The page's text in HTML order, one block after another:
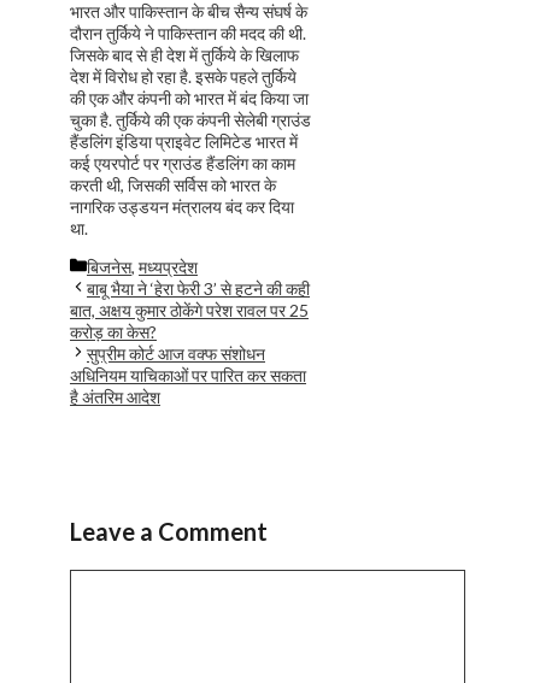
भारत और पाकिस्तान के बीच सैन्य संघर्ष के
दौरान तुर्किये ने पाकिस्तान की मदद की थी.
जिसके बाद से ही देश में तुर्किये के खिलाफ
देश में विरोध हो रहा है. इसके पहले तुर्किये
की एक और कंपनी को भारत में बंद किया जा
चुका है. तुर्किये की एक कंपनी सेलेबी ग्राउंड
हैंडलिंग इंडिया प्राइवेट लिमिटेड भारत में
कई एयरपोर्ट पर ग्राउंड हैंडलिंग का काम
करती थी, जिसकी सर्विस को भारत के
नागरिक उड्डयन मंत्रालय बंद कर दिया
था.
Categories
बिजनेस, मध्यप्रदेश
बाबू भैया ने ‘हेरा फेरी 3’ से हटने की कही
बात, अक्षय कुमार ठोकेंगे परेश रावल पर 25
करोड़ का केस?
सुप्रीम कोर्ट आज वक्फ संशोधन
अधिनियम याचिकाओं पर पारित कर सकता
है अंतरिम आदेश
Leave a Comment